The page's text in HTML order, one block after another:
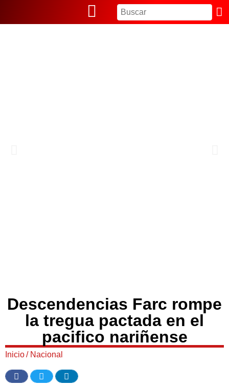
Descendencias Farc rompe
la tregua pactada en el
pacifico nariñense
Inicio/ Nacional